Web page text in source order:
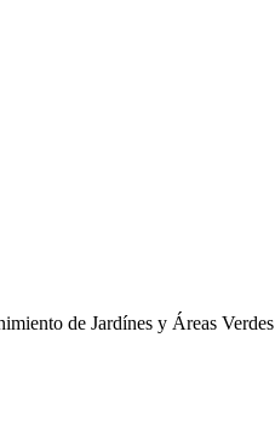
de Jardínes y Áreas Verdes